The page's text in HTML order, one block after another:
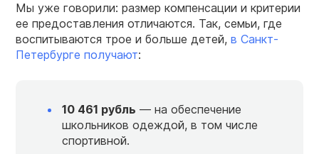
Мы уже говорили: размер компенсации и критерии
ее предоставления отличаются. Так, семьи, где
воспитываются трое и больше детей, в Санкт-
Петербурге получают:
10 461 рубль — на обеспечение
школьников одеждой, в том числе
спортивной.